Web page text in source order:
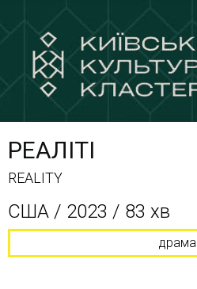
РЕАЛІТІ
REALITY
США / 2023 / 83 хв
драма